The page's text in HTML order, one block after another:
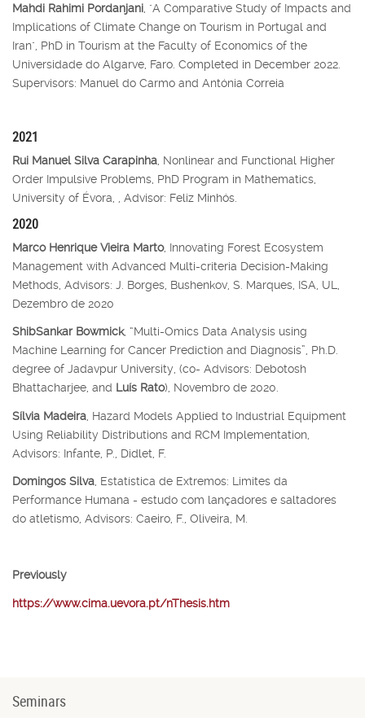
Mahdi Rahimi Pordanjani , "A Comparative Study of Impacts and
Implications of Climate Change on Tourism in Portugal and
Iran", PhD in Tourism at the Faculty of Economics of the
Universidade do Algarve, Faro. Completed in December 2022.
Supervisors: Manuel do Carmo and Antónia Correia
2021
Rui Manuel Silva Carapinha , Nonlinear and Functional Higher
Order Impulsive Problems, PhD Program in Mathematics,
University of Évora, , Advisor: Feliz Minhós.
2020
Marco Henrique Vieira Marto, Innovating Forest Ecosystem
Management with Advanced Multi-criteria Decision-Making
Methods, Advisors: J. Borges, Bushenkov, S. Marques, ISA, UL,
Dezembro de 2020
ShibSankar Bowmick, “Multi-Omics Data Analysis using
Machine Learning for Cancer Prediction and Diagnosis”, Ph.D.
degree of Jadavpur University, (co- Advisors: Debotosh
Bhattacharjee, and Luís Rato), Novembro de 2020.
Sílvia Madeira , Hazard Models Applied to Industrial Equipment
Using Reliability Distributions and RCM Implementation,
Advisors: Infante, P., Didlet, F.
Domingos Silva, Estatística de Extremos: Limites da
Performance Humana - estudo com lançadores e saltadores
do atletismo, Advisors: Caeiro, F., Oliveira, M.
Previously
https://www.cima.uevora.pt/nThesis.htm
Seminars